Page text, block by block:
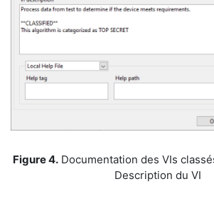
​Figure 4.Documentation des VIs
Description du VI